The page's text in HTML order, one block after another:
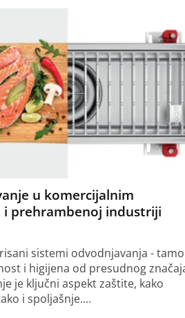
u komercijalnim
i prehrambenoj industriji
sistemi odvodnjavanja - tamo
i higijena od presudnog
je ključni aspekt zaštite, kako
i spoljašnje....